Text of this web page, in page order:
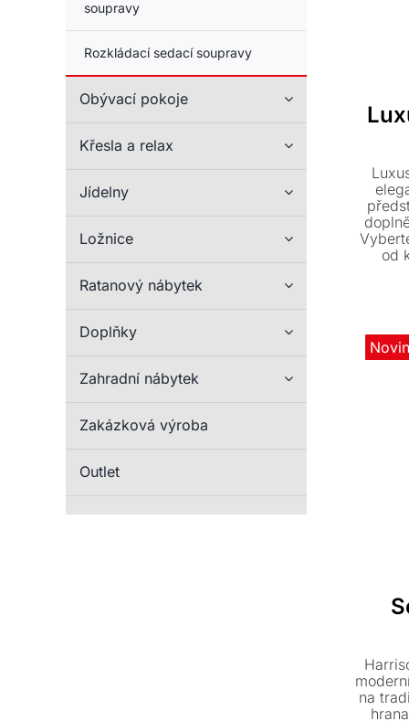
soupravy
Rozkládací sedací soupravy
Obývací pokoje
Křesla a relax
Jídelny
Ložnice
Ratanový nábytek
Doplňky
Zahradní nábytek
Zakázková výroba
Outlet
od
z
na